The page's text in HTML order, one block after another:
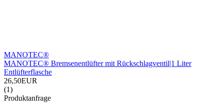
MANOTEC®
MANOTEC® Bremsenentlüfter mit Rückschlagventil|1 Liter
Entlüfterflasche
26,50EUR
(1)
Produktanfrage